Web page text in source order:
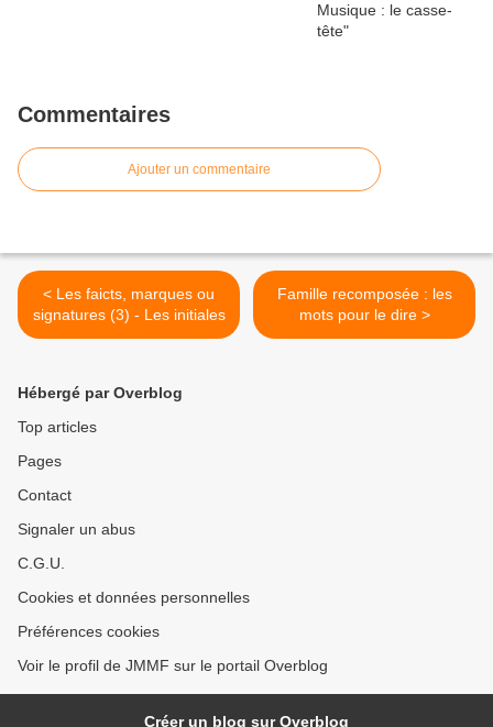
Commentaires
Ajouter un commentaire
< Les faicts, marques ou
signatures (3) - Les initiales
Famille recomposée : les
mots pour le dire >
Hébergé par Overblog
Top articles
Pages
Contact
Signaler un abus
C.G.U.
Cookies et données personnelles
Préférences cookies
Voir le profil de JMMF sur le portail Overblog
Créer un blog sur Overblog